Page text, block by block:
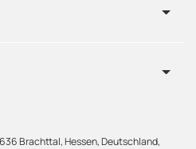
Brachttal, Hessen, Deutschland,